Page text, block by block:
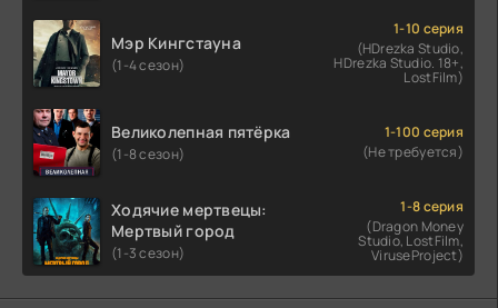
Мэр Кингстауна
(1-4 сезон)
1-10 серия
(HDrezka Studio,
HDrezka Studio. 18+,
LostFilm)
Великолепная пятёрка
(1-8 сезон)
1-100 серия
(Не требуется)
Ходячие мертвецы:
Мертвый город
(1-3 сезон)
1-8 серия
(Dragon Money
Studio, LostFilm,
ViruseProject)